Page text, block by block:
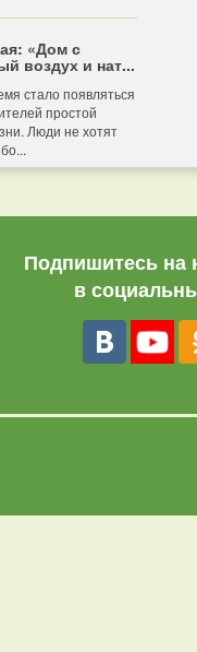
«Дом с
воздух и нат...
стало появляться
простой
Люди не хотят
Подпишитесь на
в